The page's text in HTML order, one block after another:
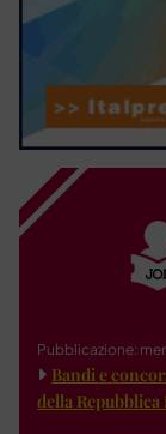
Pubblicazione:
Bandi e
della Repubblica